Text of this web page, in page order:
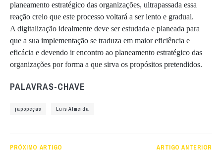
planeamento estratégico das organizações, ultrapassada essa
reação creio que este processo voltará a ser lento e gradual.
A digitalização idealmente deve ser estudada e planeada para
que a sua implementação se traduza em maior eficiência e
eficácia e devendo ir encontro ao planeamento estratégico das
organizações por forma a que sirva os propósitos pretendidos.
PALAVRAS-CHAVE
japopeças Luís Almeida
PRÓXIMO ARTIGO ARTIGO ANTERIOR